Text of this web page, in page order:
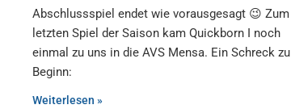
Abschlussspiel endet wie vorausgesagt 😉 Zum
letzten Spiel der Saison kam Quickborn I noch
einmal zu uns in die AVS Mensa. Ein Schreck zu
Beginn:
Weiterlesen »